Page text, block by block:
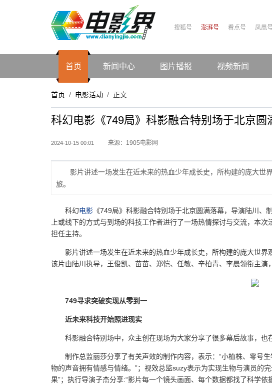
搜狐号 澎湃号 看点号 凤凰号
首页 新闻中心 图片播报 视频新闻
首页 / 电影活动 / 正文
科幻电影《749局》科影融合特别场于北京
2024-10-15 00:01 来源：1905电影网
影片讲述一场发生在近未来的热血少年成长史，所构建的庞大世
旅。
科幻电影 《749局》科影融合特别场于北京圆满落幕，导演陆川
上或线下的方式与到场的科技工作者进行了一场热情探讨与交流，本
担任主持。
影片讲述一场发生在近未来的热血少年成长史，所构建的庞大世界
该片由陆川执导，王俊凯、苗苗、郑恺、任敏、辛柏青、李晨领衔主演
749寻求突破实现从零到一
近未来科技开始照进现实
科影融合特别场中，众主创在现场为大家分享了很多幕后故事，也
制作总监丽莎分享了有关声效的制作内容，表示：“小植株、零号
物的声音拥有情感与情绪。”；视效总监suzy表示为实现生物与演员的
果”；执行导演子杰分享:“影片每一个镜头画面、每个数据都找了科学